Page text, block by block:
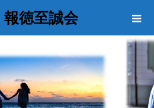
徳至誠会